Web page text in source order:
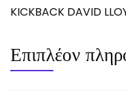
KICKBACK DAVID
Επιπλέον